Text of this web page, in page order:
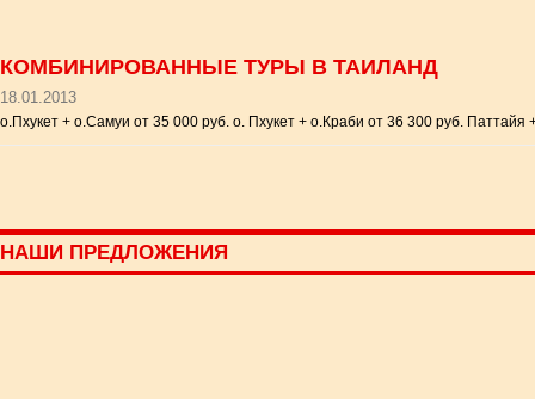
КОМБИНИРОВАННЫЕ ТУРЫ В ТАИЛАНД
18.01.2013
о.Пхукет + о.Самуи от 35 000 руб. о. Пхукет + о.Краби от 36 300 руб.
НАШИ ПРЕДЛОЖЕНИЯ